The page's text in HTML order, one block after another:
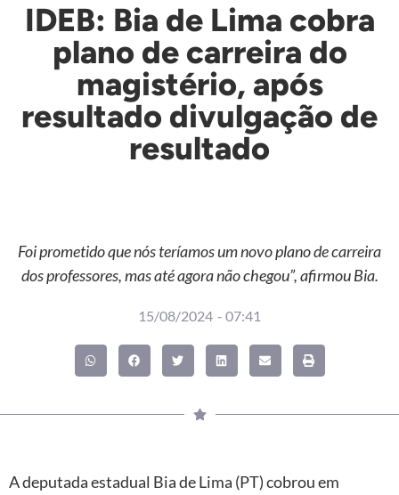
IDEB: Bia de Lima cobra
plano de carreira do
magistério, após
resultado divulgação de
resultado
Foi prometido que nós teríamos um novo plano de carreira
dos professores, mas até agora não chegou”, afirmou Bia.
15/08/2024 - 07:41
A deputada estadual Bia de Lima (PT) cobrou em